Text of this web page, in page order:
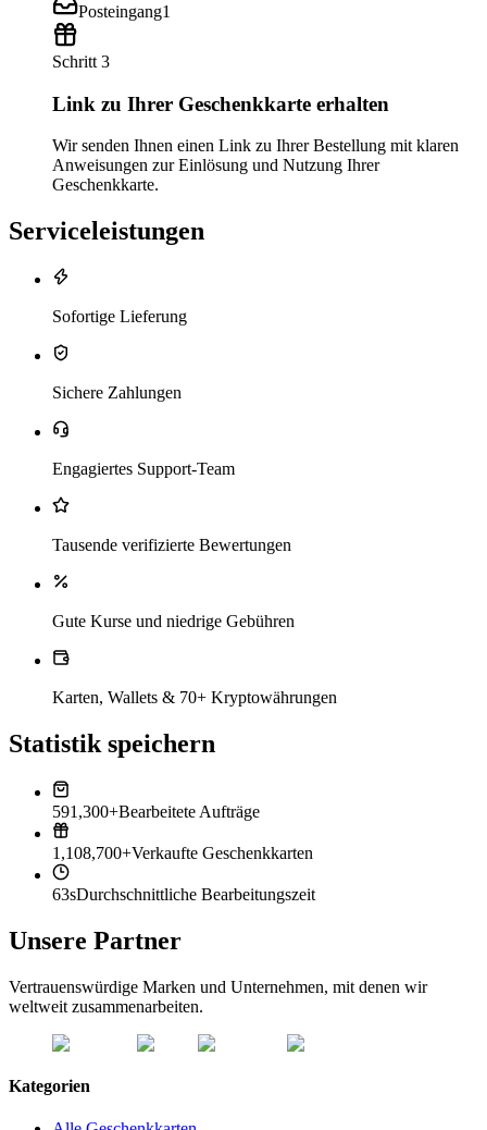
Posteingang1
Schritt 3
Link zu Ihrer Geschenkkarte erhalten
Wir senden Ihnen einen Link zu Ihrer Bestellung mit klaren
Anweisungen zur Einlösung und Nutzung Ihrer
Geschenkkarte.
Serviceleistungen
Sofortige Lieferung
Sichere Zahlungen
Engagiertes Support-Team
Tausende verifizierte Bewertungen
Gute Kurse und niedrige Gebühren
Karten, Wallets & 70+ Kryptowährungen
Statistik speichern
591,300+Bearbeitete Aufträge
1,108,700+Verkaufte Geschenkkarten
63sDurchschnittliche Bearbeitungszeit
Unsere Partner
Vertrauenswürdige Marken und Unternehmen, mit denen wir
weltweit zusammenarbeiten.
Kategorien